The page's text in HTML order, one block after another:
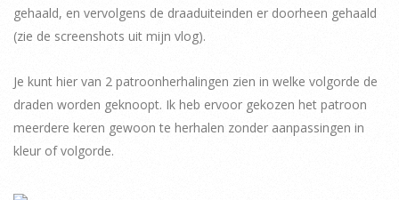
gehaald, en vervolgens de draaduiteinden er doorheen gehaald
(zie de screenshots uit mijn vlog).
Je kunt hier van 2 patroonherhalingen zien in welke volgorde de
draden worden geknoopt. Ik heb ervoor gekozen het patroon
meerdere keren gewoon te herhalen zonder aanpassingen in
kleur of volgorde.